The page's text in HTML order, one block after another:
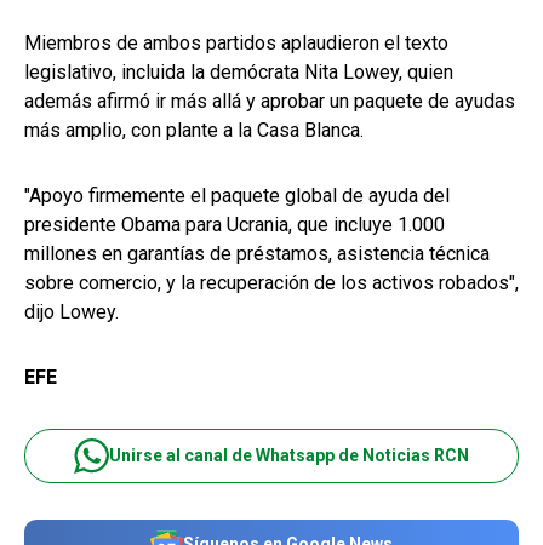
Miembros de ambos partidos aplaudieron el texto
legislativo, incluida la demócrata Nita Lowey, quien
además afirmó ir más allá y aprobar un paquete de ayudas
más amplio, con plante a la Casa Blanca.
"Apoyo firmemente el paquete global de ayuda del
presidente Obama para Ucrania, que incluye 1.000
millones en garantías de préstamos, asistencia técnica
sobre comercio, y la recuperación de los activos robados",
dijo Lowey.
EFE
Unirse al canal de Whatsapp de Noticias RCN